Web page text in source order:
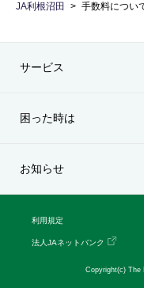
JA利根沼田 手数料につい
サービス
困った時は
お知らせ
利用規定
法人JAネットバンク
Copyright(c) The